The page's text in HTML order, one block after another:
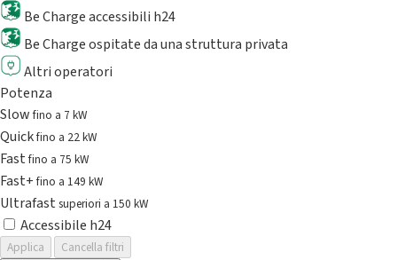
Be Charge accessibili h24
Be Charge ospitate da una struttura privata
Altri operatori
Potenza
Slowfino a 7 kW
Quickfino a 22 kW
Fastfino a 75 kW
Fast+fino a 149 kW
Ultrafast superiori a 150 kW
Accessibile h24
Applica
Cancella filtri